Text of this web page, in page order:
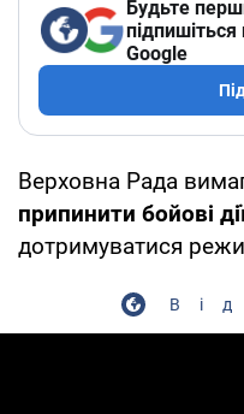
Будьте
Google
Верховна Рада
припинити бойові
дотримуватися